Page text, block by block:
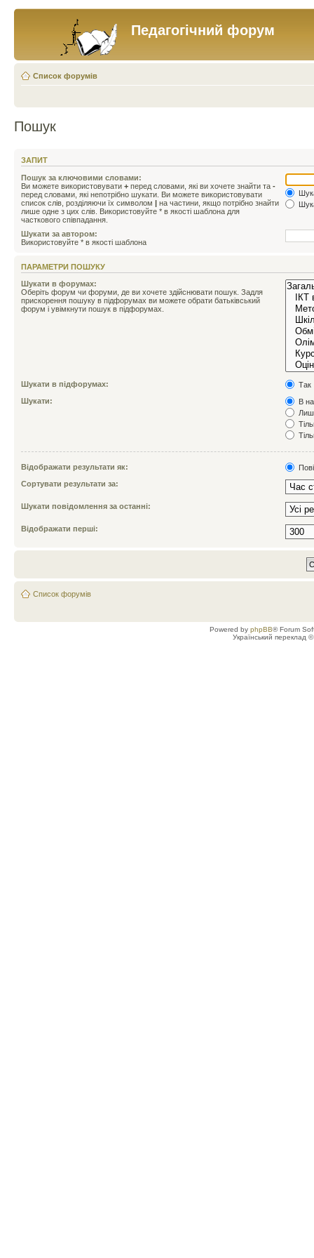
Педагогічний форум
Список форумів
Пошук
ЗАПИТ
Пошук за ключовими словами:
Ви можете використовувати + перед словами, які ви хочете знайти та -
перед словами, які непотрібно шукати. Ви можете використовувати
список слів, розділяючи їх символом | на частини, якщо потрібно знайти
лише одне з цих слів. Використовуйте * в якості шаблона для
часткового співпадання.
Шукати за автором:
Використовуйте * в якості шаблона
ПАРАМЕТРИ ПОШУКУ
Шукати в форумах:
Оберіть форум чи форуми, де ви хочете здійснювати пошук. Задля
прискорення пошуку в підфорумах ви можете обрати батьківський
форум і увімкнути пошук в підфорумах.
Шукати в підфорумах:
Так
Шукати:
В
Відображати результати як:
Сортувати результати за:
Шукати повідомлення за останні:
Відображати перші:
Список форумів
Powered by phpBB® Forum
Український переклад